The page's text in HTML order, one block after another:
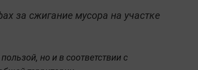
за сжигание мусора на участке
но и в соответствии с